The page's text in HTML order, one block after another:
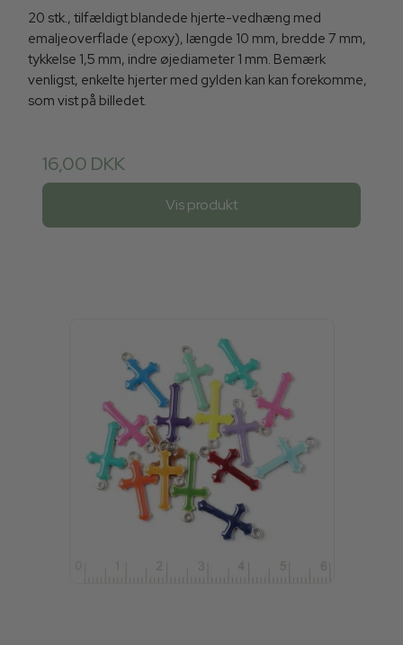
20 stk., tilfældigt blandede hjerte-vedhæng med
emaljeoverflade (epoxy), længde 10 mm, bredde 7 mm,
tykkelse 1,5 mm, indre øjediameter 1 mm. Bemærk
venligst, enkelte hjerter med gylden kan kan forekomme,
som vist på billedet.
16,00 DKK
Vis produkt